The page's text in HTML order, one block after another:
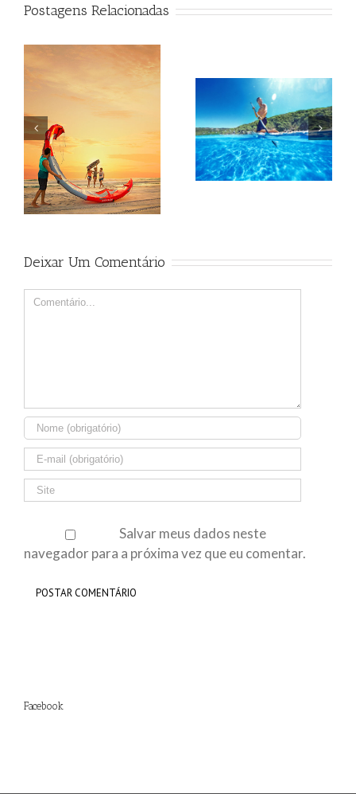
Postagens Relacionadas
Beagle Beagle
Deixar Um Comentário
Comment
Salvar meus dados neste
navegador para a próxima vez que eu comentar.
Facebook